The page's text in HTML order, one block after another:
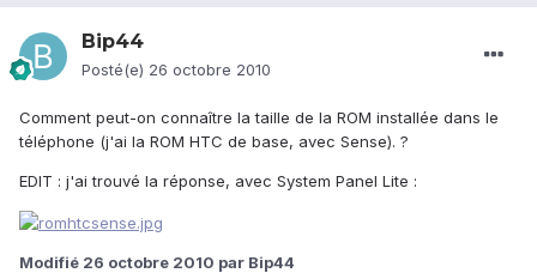
Bip44
Posté(e) 26 octobre 2010
Comment peut-on connaître la taille de la ROM installée dans le
téléphone (j'ai la ROM HTC de base, avec Sense). ?
EDIT : j'ai trouvé la réponse, avec System Panel Lite :
Modifié 26 octobre 2010 par Bip44